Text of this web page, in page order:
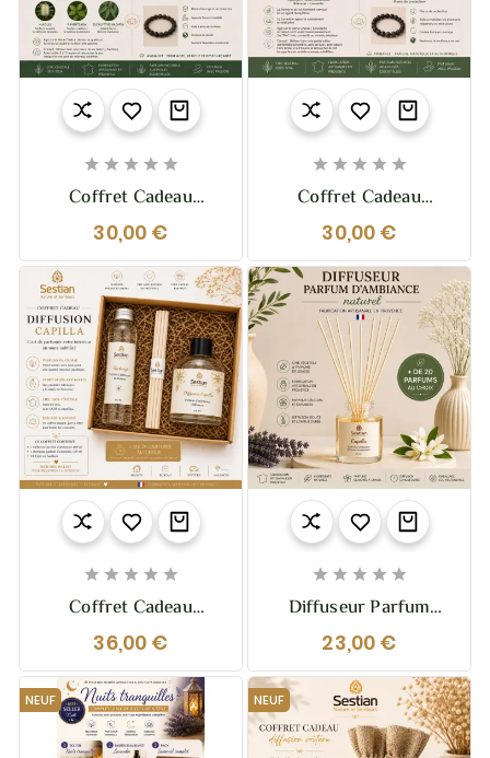
    
Coffret Cadeau
Immunité – Bougie &
Bracelet Pierre De
Lave
30,00 €
    
Coffret Cadeau
Équilibre – Bougie &
Bracelet Pierre De
Lave
30,00 €
    
Coffret Cadeau
"Diffusion Capilla"
36,00 €
    
Diffuseur Parfum
D’ambiance Naturel
Capilla – Fabrication
Artisanale En Provence
– +20 Parfums Au
Choix
23,00 €
NEUF NEUF